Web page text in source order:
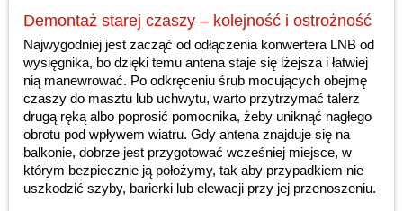
Demontaż starej czaszy – kolejność i ostrożność
Najwygodniej jest zacząć od odłączenia konwertera LNB od
wysięgnika, bo dzięki temu antena staje się lżejsza i łatwiej
nią manewrować. Po odkręceniu śrub mocujących obejmę
czaszy do masztu lub uchwytu, warto przytrzymać talerz
drugą ręką albo poprosić pomocnika, żeby uniknąć nagłego
obrotu pod wpływem wiatru. Gdy antena znajduje się na
balkonie, dobrze jest przygotować wcześniej miejsce, w
którym bezpiecznie ją położymy, tak aby przypadkiem nie
uszkodzić szyby, barierki lub elewacji przy jej przenoszeniu.